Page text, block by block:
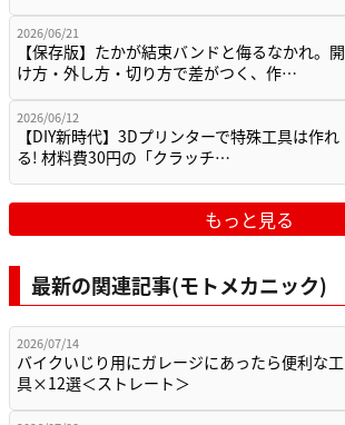
2026/06/21
【保存版】たかが結束バンドと侮るなかれ。開
け方・外し方・切り方で差がつく、作…
2026/06/12
【DIY新時代】3Dプリンターで特殊工具は作れ
る! 材料費30円の「クラッチ…
もっと見る
最新の関連記事(モトメカニック)
2026/07/14
バイクいじり用にガレージにあったら便利な工
具×12選＜ストレート＞